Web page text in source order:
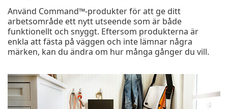
Använd Command™-produkter för att ge ditt
arbetsområde ett nytt utseende som är både
funktionellt och snyggt. Eftersom produkterna är
enkla att fästa på väggen och inte lämnar några
märken, kan du ändra om hur många gånger du vill.